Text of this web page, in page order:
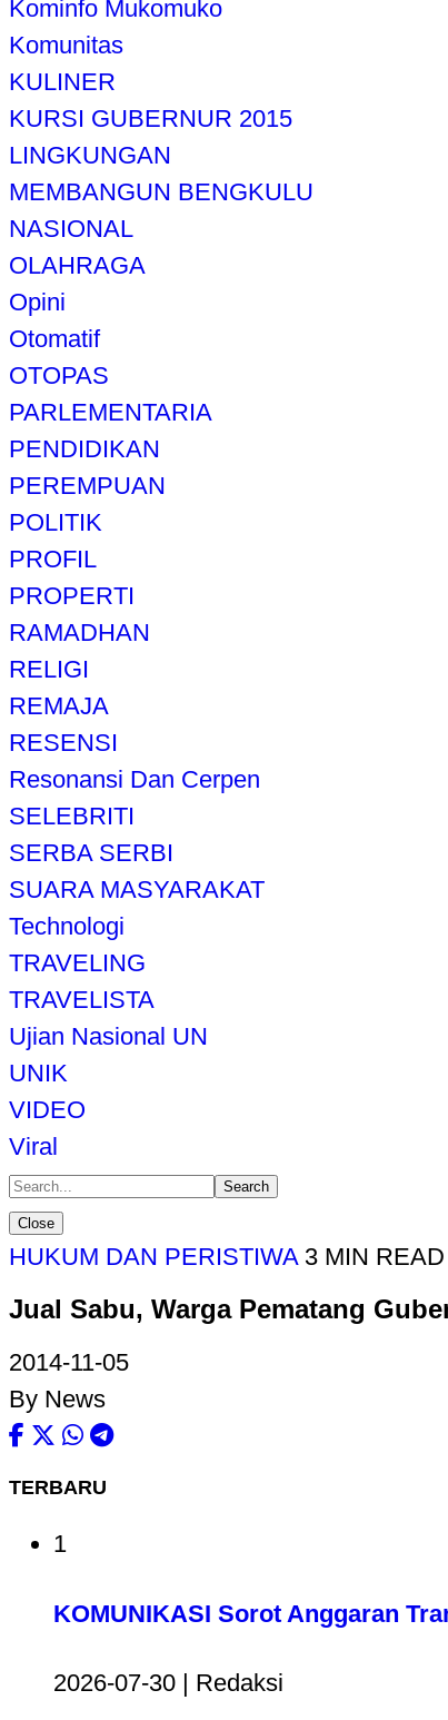
Kominfo Mukomuko
Komunitas
KULINER
KURSI GUBERNUR 2015
LINGKUNGAN
MEMBANGUN BENGKULU
NASIONAL
OLAHRAGA
Opini
Otomatif
OTOPAS
PARLEMENTARIA
PENDIDIKAN
PEREMPUAN
POLITIK
PROFIL
PROPERTI
RAMADHAN
RELIGI
REMAJA
RESENSI
Resonansi Dan Cerpen
SELEBRITI
SERBA SERBI
SUARA MASYARAKAT
Technologi
TRAVELING
TRAVELISTA
Ujian Nasional UN
UNIK
VIDEO
Viral
Search
Close
HUKUM DAN PERISTIWA 3 MIN READ
Jual Sabu, Warga Pematang
2014-11-05
By News
TERBARU
1
KOMUNIKASI Sorot Anggaran
2026-07-30 | Redaksi